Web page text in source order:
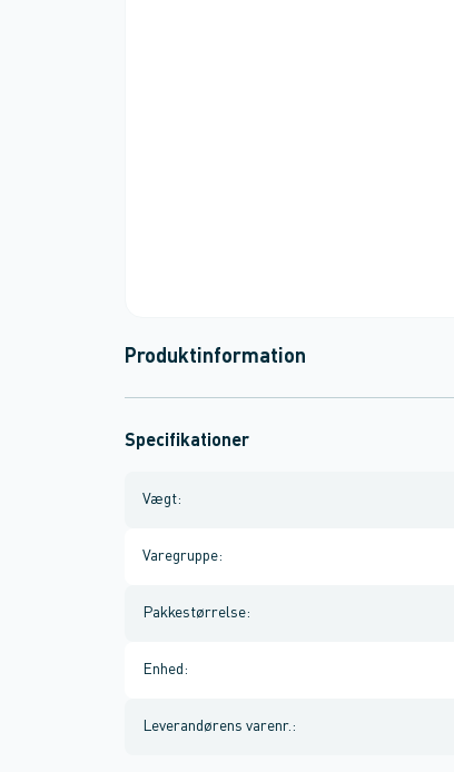
Produktinformation
Specifikationer
Vægt:
Varegruppe:
Pakkestørrelse:
Enhed :
Leverandørens varenr. :